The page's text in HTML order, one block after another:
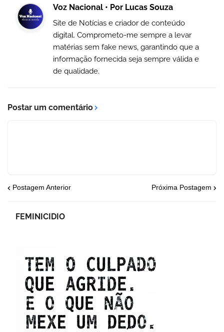
Voz Nacional • Por Lucas Souza
Site de Notícias e criador de conteúdo
digital. Comprometo-me sempre a levar
matérias sem fake news, garantindo que a
informação fornecida seja sempre válida e
de qualidade.
Postar um comentário
Postagem Anterior Próxima Postagem
FEMINICIDIO